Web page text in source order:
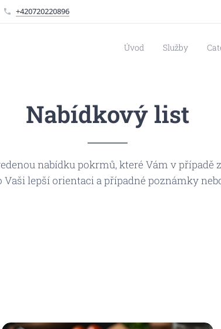
+420720220896
Úvod Služby
Nabídkový list
nabídku pokrmů, které Vám v
lepší orientaci a případné poznámky